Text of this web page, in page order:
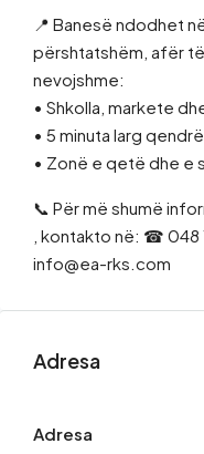
📍 Banesë ndodhet
përshtatshëm, afër
nevojshme:
• Shkolla, markete
• 5 minuta larg
• Zonë e qetë dhe e
📞 Për më shumë
, kontakto në: ☎ 048
info@ea-rks.com
Adresa
Adresa